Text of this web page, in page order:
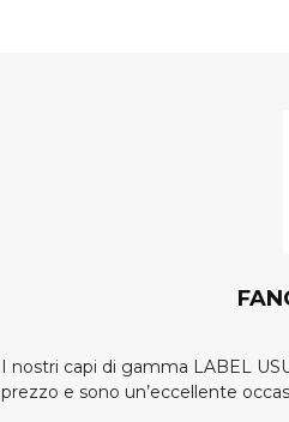
I nostri capi di gamma LABEL
prezzo e sono un’eccellente